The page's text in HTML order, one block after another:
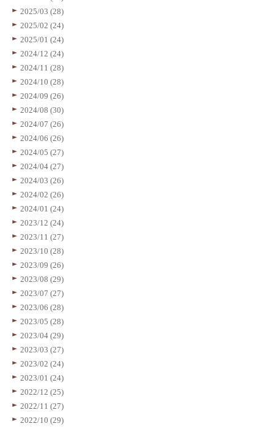
2025/03 (28)
2025/02 (24)
2025/01 (24)
2024/12 (24)
2024/11 (28)
2024/10 (28)
2024/09 (26)
2024/08 (30)
2024/07 (26)
2024/06 (26)
2024/05 (27)
2024/04 (27)
2024/03 (26)
2024/02 (26)
2024/01 (24)
2023/12 (24)
2023/11 (27)
2023/10 (28)
2023/09 (26)
2023/08 (29)
2023/07 (27)
2023/06 (28)
2023/05 (28)
2023/04 (29)
2023/03 (27)
2023/02 (24)
2023/01 (24)
2022/12 (25)
2022/11 (27)
2022/10 (29)